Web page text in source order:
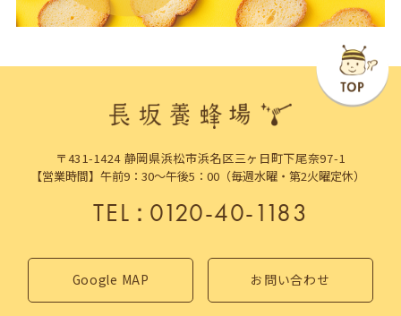
〒431-1424 静岡県浜松市浜名区三ヶ日町下尾奈97-1
【営業時間】午前9：30～午後5：00（毎週水曜・第2火曜定休）
TEL：0120-40-1183
Google MAP お問い合わせ